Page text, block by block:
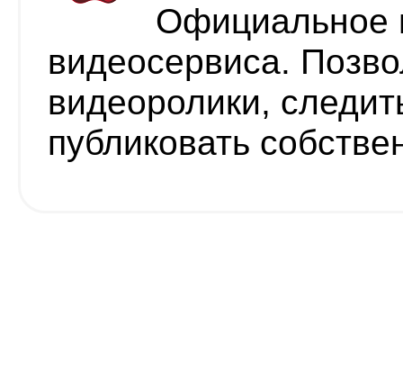
Официальное
видеосервиса.
видеоролики,
публиковать